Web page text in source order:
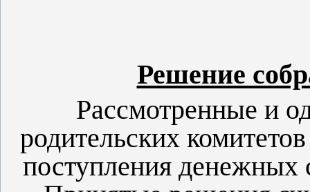
Решение
Рассмотренные и
родительских
поступления денежных